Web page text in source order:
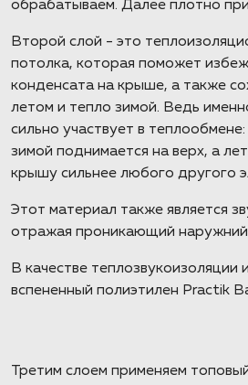
обрабатываем. Далее плотно
Второй слой - это
потолка, которая поможет
конденсата на крыше, а также
летом и тепло зимой. Ведь
сильно участвует в
зимой поднимается на верх, а
крышу сильнее любого другого
Этот материал также является
отражая проникающий
В качестве теплозвукоизоляции
вспененный полиэтилен Practik
Третим слоем применяем